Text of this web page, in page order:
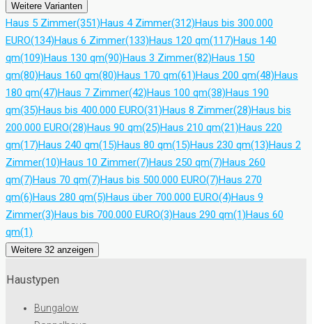
Weitere Varianten
Haus 5 Zimmer(351)Haus 4 Zimmer(312)Haus bis 300.000
EURO(134)Haus 6 Zimmer(133)Haus 120 qm(117)Haus 140
qm(109)Haus 130 qm(90)Haus 3 Zimmer(82)Haus 150
qm(80)Haus 160 qm(80)Haus 170 qm(61)Haus 200 qm(48)Haus
180 qm(47)Haus 7 Zimmer(42)Haus 100 qm(38)Haus 190
qm(35)Haus bis 400.000 EURO(31)Haus 8 Zimmer(28)Haus bis
200.000 EURO(28)Haus 90 qm(25)Haus 210 qm(21)Haus 220
qm(17)Haus 240 qm(15)Haus 80 qm(15)Haus 230 qm(13)Haus 2
Zimmer(10)Haus 10 Zimmer(7)Haus 250 qm(7)Haus 260
qm(7)Haus 70 qm(7)Haus bis 500.000 EURO(7)Haus 270
qm(6)Haus 280 qm(5)Haus über 700.000 EURO(4)Haus 9
Zimmer(3)Haus bis 700.000 EURO(3)Haus 290 qm(1)Haus 60
qm(1)
Weitere 32 anzeigen
Haustypen
Bungalow